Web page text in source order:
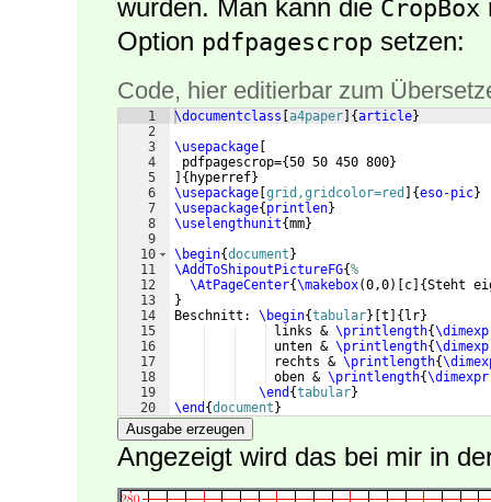
wurden. Man kann die CropBox
Option pdfpagescrop setzen:
Code, hier editierbar zum
1
2
3
4
5
6
7
8
9
10
11
12
13
14
15
16
17
18
19
20
\documentclass a4paper {article}
\usepackage
pdfpagescrop={50 50 450 800}
{ hyperref}
\usepackage grid,gridcolor=red {eso-pic}
\usepackage{ printlen}
\uselengthunit{mm}
\begin{document }
\AddToShipoutPictureFG{%
\AtPageCenter{\makebox(0,0) c {Steht
}
Beschnitt: \begin{tabular} t { lr}
links & \printlength{
unten & \printlength{
rechts & \printlength{
oben & \printlength{\dimexpr
\end {tabular}
\end {document }
Ausgabe erzeugen
Angezeigt wird das bei mir in